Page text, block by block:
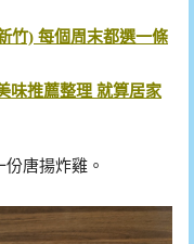
竹) 每個周末都選一條
味推薦整理 就算居家
唐揚炸雞。